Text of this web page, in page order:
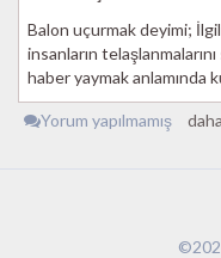
Balon uçurmak deyimi;
insanların
haber yaymak anlamında
Yorum yapılmamış